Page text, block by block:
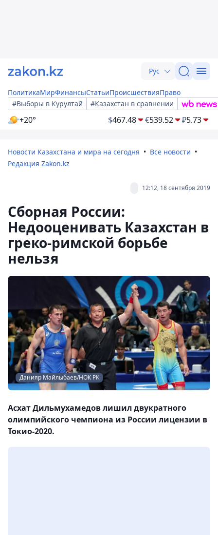
Рус
ПолитикаМирФинансыСтатьиПроисшествияПраво
#Выборы в Курултай
#Казахстан в сравнении
+20° $467.48 €539.52 ₽5.73
Новости Казахстана и мира на сегодня
Все новости
Редакция Zakon.kz
12:12, 18 сентября 2019
Сборная России:
Недооценивать Казахстан в
греко-римской борьбе
нельзя
Данияр Майлыбаев/НОК РК
Асхат Дильмухамедов лишил двукратного
олимпийского чемпиона из России лицензии в
Токио-2020.